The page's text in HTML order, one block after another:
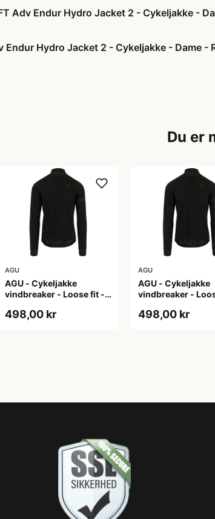
Adv Endur Hydro Jacket 2 - Cykeljakke -
Endur Hydro Jacket 2 - Cykeljakke - Dame -
Du er
AGU
AGU - Cykeljakke
vindbreaker - Loose fit -
498,00 kr
AGU
AGU - Cykeljakke
vindbreaker -
498,00 kr